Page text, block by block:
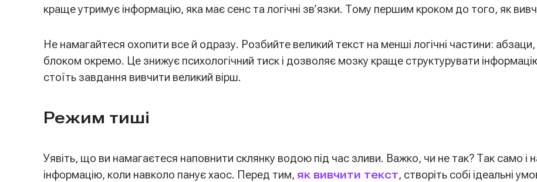
краще утримує інформацію, яка має сенс та логічні зв’язки. Тому першим кроком до того, як
Не намагайтеся охопити все й одразу. Розбийте великий текст на менші логічні частини:
блоком окремо. Це знижує психологічний тиск і дозволяє мозку краще структурувати
стоїть завдання вивчити великий вірш.
Режим тиші
Уявіть, що ви намагаєтеся наповнити склянку водою під час зливи. Важко, чи не так? Так само
інформацію, коли навколо панує хаос. Перед тим, як вивчити текст, створіть собі ідеальні